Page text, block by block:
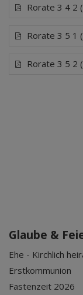
Rorate 3 4 2
Rorate 3 5 1
Rorate 3 5 2
Glaube &
Ehe - Kirchlich
Erstkommunion
Fastenzeit 2026